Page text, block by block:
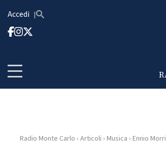
Accedi
HOMERadio Monte Carlo › Articoli › Musica › Ennio